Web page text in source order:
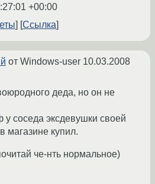
+00:00
Ссылка
от Windows-user 10.03.2008
деда, но он не
соседа эксдевушки своей
магазине купил.
че-нть нормальное)